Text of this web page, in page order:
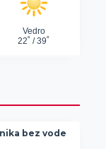
bez vode